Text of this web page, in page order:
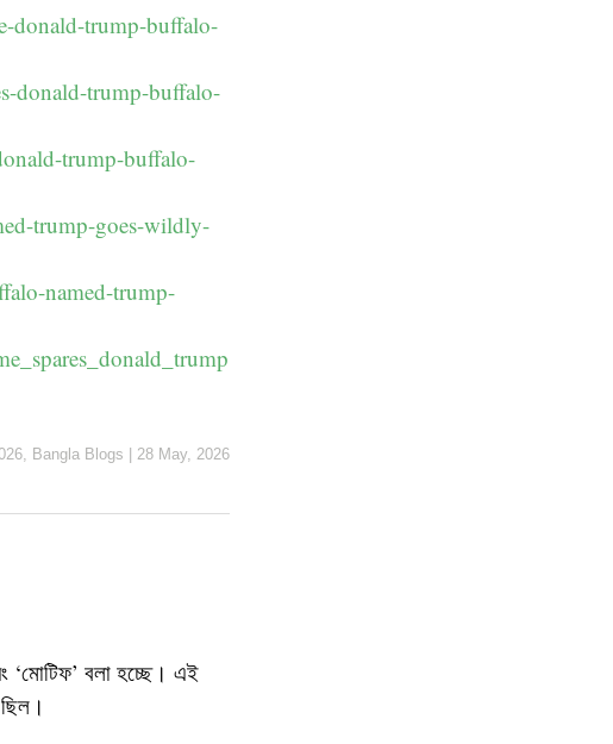
donald-trump-buffalo-
donald-trump-buffalo-
trump-buffalo-
trump-goes-wildly-
named-trump-
Bangla Blogs | 28 May, 2026
‘মোটিফ’ বলা হচ্ছে। এই